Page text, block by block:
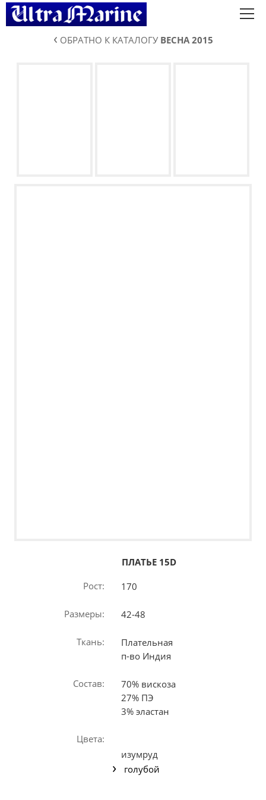
Коллекции
‹ ОБРАТНО К КАТАЛОГУ ВЕСНА 2015
ПЛАТЬЕ 15D
Рост:
170
Размеры: 42-48
Ткань:
Плательная
п-во Индия
Состав:
70% вискоза
27% ПЭ
3% эластан
Цвета:
изумруд
голубой